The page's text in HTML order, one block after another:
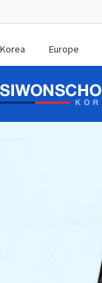
Korea Europe